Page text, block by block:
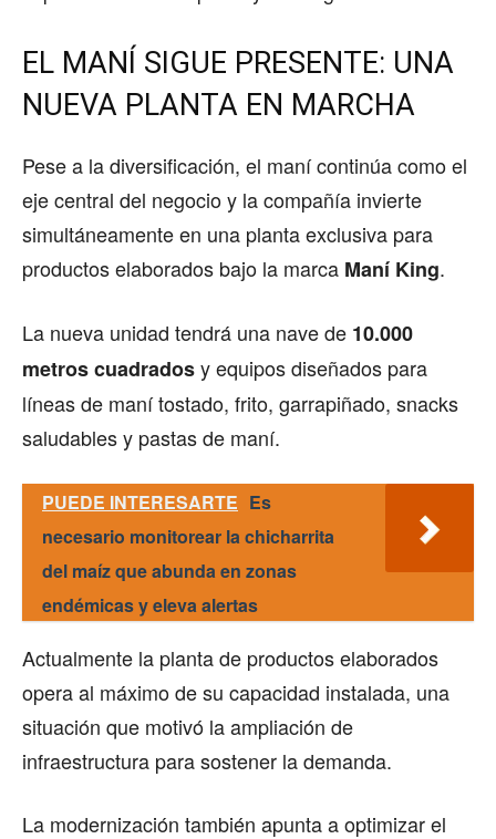
EL MANÍ SIGUE PRESENTE: UNA
NUEVA PLANTA EN MARCHA
Pese a la diversificación, el maní continúa como el
eje central del negocio y la compañía invierte
simultáneamente en una planta exclusiva para
productos elaborados bajo la marca Maní King.
La nueva unidad tendrá una nave de 10.000
metros cuadradosy equipos diseñados para
líneas de maní tostado, frito, garrapiñado, snacks
saludables y pastas de maní.
PUEDE INTERESARTE Es
necesario monitorear la chicharrita
del maíz que abunda en zonas
endémicas y eleva alertas
Actualmente la planta de productos elaborados
opera al máximo de su capacidad instalada, una
situación que motivó la ampliación de
infraestructura para sostener la demanda.
La modernización también apunta a optimizar el